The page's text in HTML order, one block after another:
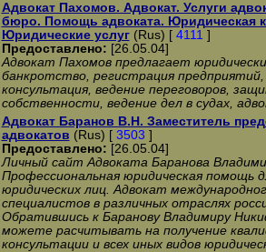
Адвокат Пахомов. Адвокат. Услуги
бюро. Помощь адвоката. Юридическая
Юридические услуг(Rus) [ 4111 ]
Предоставлено: [26.05.04]
Адвокат Пахомов предлагает
банкротство, регистрация предприятий,
консультация, ведение переговоров,
собственности, ведение дел в судах,
Адвокат Баранов В.Н. Заместитель
адвокатов (Rus) [ 3503 ]
Предоставлено: [26.05.04]
Личный сайт Адвоката Баранова
Профессиональная юридическая помощь
юридических лиц. Адвокат
специалистов в различных отраслях
Обратившись к Баранову Владимиру
можете расчитывать на получение
консультации и всех иных видов